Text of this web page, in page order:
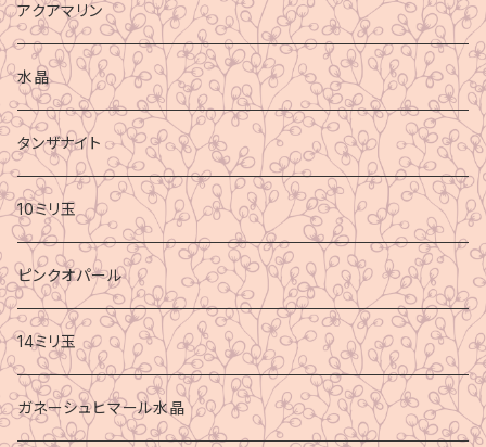
アクアマリン
水晶
タンザナイト
10ミリ玉
ピンクオパール
14ミリ玉
ガネーシュヒマール水晶